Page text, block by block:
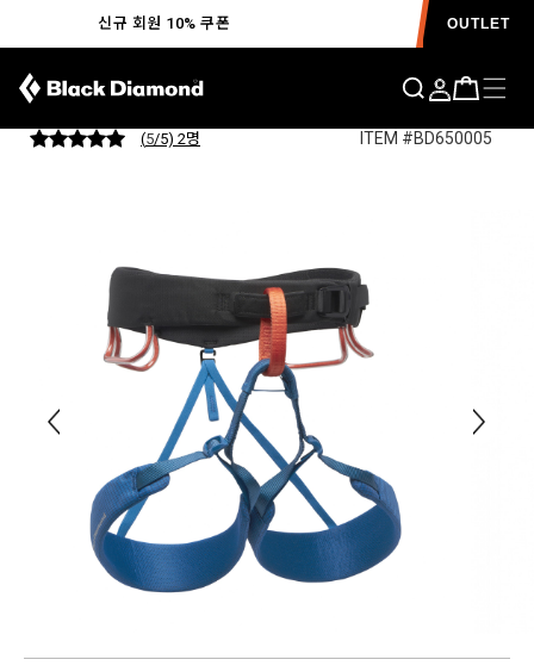
신규 회원 10% 쿠폰 OUTLET
모멘텀 하네스 MENS
(5/5) 2명 ITEM #BD650005